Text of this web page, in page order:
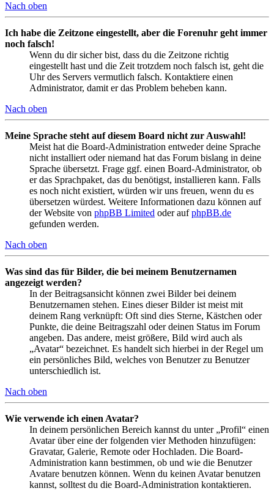
Nach oben
Ich habe die Zeitzone eingestellt, aber die Forenuhr geht immer
noch falsch!
Wenn du dir sicher bist, dass du die Zeitzone richtig
eingestellt hast und die Zeit trotzdem noch falsch ist, geht die
Uhr des Servers vermutlich falsch. Kontaktiere einen
Administrator, damit er das Problem beheben kann.
Nach oben
Meine Sprache steht auf diesem Board nicht zur Auswahl!
Meist hat die Board-Administration entweder deine Sprache
nicht installiert oder niemand hat das Forum bislang in deine
Sprache übersetzt. Frage ggf. einen Board-Administrator, ob
er das Sprachpaket, das du benötigst, installieren kann. Falls
es noch nicht existiert, würden wir uns freuen, wenn du es
übersetzen würdest. Weitere Informationen dazu können auf
der Website von phpBB Limited oder aufphpBB.de
gefunden werden.
Nach oben
Was sind das für Bilder, die bei meinem Benutzernamen
angezeigt werden?
In der Beitragsansicht können zwei Bilder bei deinem
Benutzernamen stehen. Eines dieser Bilder ist meist mit
deinem Rang verknüpft: Oft sind dies Sterne, Kästchen oder
Punkte, die deine Beitragszahl oder deinen Status im Forum
angeben. Das andere, meist größere, Bild wird auch als
„Avatar“ bezeichnet. Es handelt sich hierbei in der Regel um
ein persönliches Bild, welches von Benutzer zu Benutzer
unterschiedlich ist.
Nach oben
Wie verwende ich einen Avatar?
In deinem persönlichen Bereich kannst du unter „Profil“ einen
Avatar über eine der folgenden vier Methoden hinzufügen:
Gravatar, Galerie, Remote oder Hochladen. Die Board-
Administration kann bestimmen, ob und wie die Benutzer
Avatare benutzen können. Wenn du keinen Avatar benutzen
kannst, solltest du die Board-Administration kontaktieren.